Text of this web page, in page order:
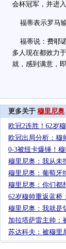
会杯冠军，并进
福蒂表示罗马输
福蒂说：费耶
多人现在都效力
就，感到满意，
更多关于 穆里尼奥
欧冠2连胜！62岁
欧冠出局分析：穆
0-3被纽卡爆锤！
穆里尼奥：我从未
穆里尼奥：葡萄牙
穆里尼奥：你们都
62岁穆帅重返蓝桥
穆里尼奥：我就是
加拉塔萨雷主帅：
苏达科夫：被穆里